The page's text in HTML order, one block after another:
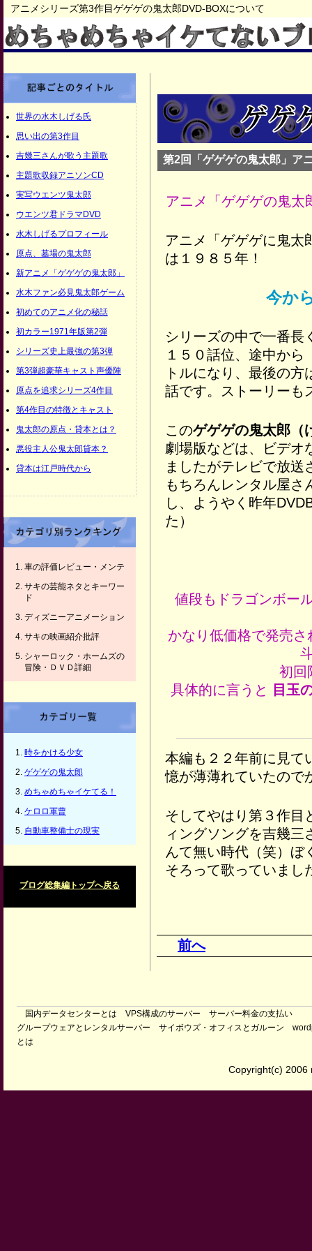
アニメシリーズ第3作目ゲゲゲの鬼太郎DVD‐BOXについて
世界の水木しげる氏
思い出の第3作目
吉幾三さんが歌う主題歌
主題歌収録アニソンCD
実写ウエンツ鬼太郎
ウエンツ君ドラマDVD
水木しげるプロフィール
原点、墓場の鬼太郎
新アニメ「ゲゲゲの鬼太郎」
水木ファン必見鬼太郎ゲーム
初めてのアニメ化の秘話
初カラー1971年版第2弾
シリーズ史上最強の第3弾
第3弾超豪華キャスト声優陣
原点を追求シリーズ4作目
第4作目の特徴とキャスト
鬼太郎の原点・貸本とは？
悪役主人公鬼太郎貸本？
貸本は江戸時代から
車の評価レビュー・メンテ
サキの芸能ネタとキーワー
ド
ディズニーアニメーション
サキの映画紹介批評
シャーロック・ホームズの
冒険・ＤＶＤ詳細
時をかける少女
ゲゲゲの鬼太郎
めちゃめちゃイケてる！
ケロロ軍曹
自動車整備士の現実
ブログ総集編トップへ戻る
第2回「ゲゲゲの鬼太郎」ア
アニメ「ゲゲゲの鬼太
アニメ「ゲゲゲに鬼太
は１９８５年！
今か
シリーズの中で一番長
１５０話位、途中か
トルになり、最後の
話です。ストーリーも
このゲゲゲの鬼太郎（
劇場版などは、ビデオ
ましたがテレビで放送
もちろんレンタル屋さ
し、ようやく昨年
た）
値段もドラゴンボー
かなり低価格で発売
初回
具体的に言うと
目玉
本編も２２年前に見て
憶が薄薄れていたので
そしてやはり第３作目
ィングソングを吉幾三
んて無い時代（笑）ぼ
そろって歌っていまし
前へ
国内データセンターとは VPS構成のサーバー サーバー料金の支払い
グループウェアとレンタルサーバー サイボウズ・オフィスとガルーン
とは
Copyright(c) 2006